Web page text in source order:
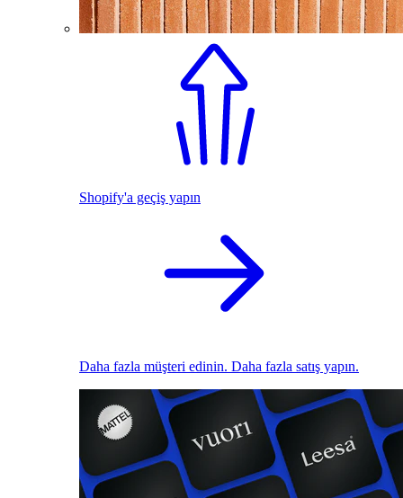
Shopify'a geçiş yapın
Daha fazla müşteri edinin. Daha fazla satış yapın.